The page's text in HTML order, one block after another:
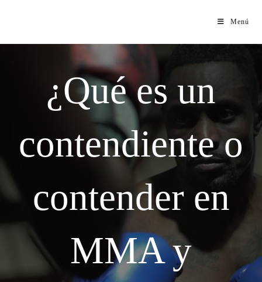
Menú
¿Qué es un
contendiente o
contender en
MMA y